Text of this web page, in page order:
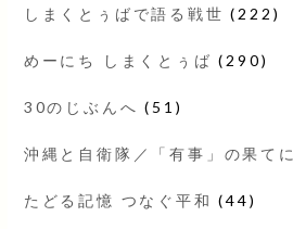
しまくとぅばで語る戦世 (222)
めーにち しまくとぅば (290)
30のじぶんへ (51)
沖縄と自衛隊／「有事」の果てに
たどる記憶 つなぐ平和 (44)